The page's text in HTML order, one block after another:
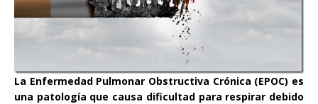
La Enfermedad Pulmonar Obstructiva Crónica (EPOC) es
una patología que causa dificultad para respirar debido